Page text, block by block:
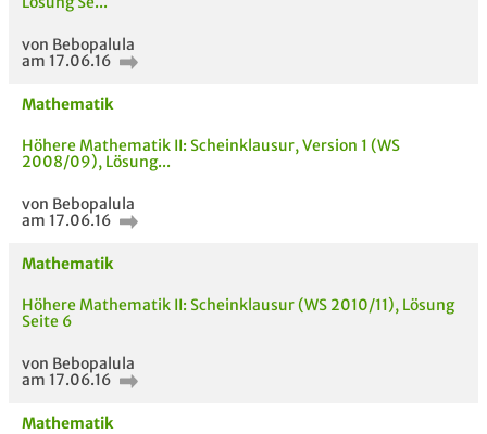
AUCH IM MODUL
von Bebopalula
am 17.06.16
Mathematik
Höhere Mathematik II: Scheinklausur, Version 1 (WS
2008/09), Lösung...
von Bebopalula
am 17.06.16
Mathematik
Höhere Mathematik II: Scheinklausur (WS 2010/11), Lösung
Seite 6
von Bebopalula
am 17.06.16
Mathematik